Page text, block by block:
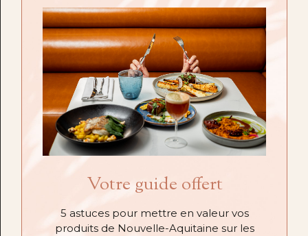
Votre guide offert
5 astuces pour mettre en valeur vos
produits de Nouvelle-Aquitaine sur les